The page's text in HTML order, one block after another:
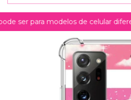
para modelos de celular diferentes.